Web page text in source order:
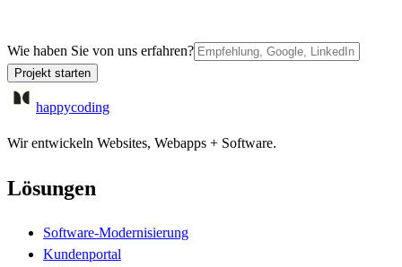
Wie haben Sie von uns erfahren?
Projekt starten
happycoding
Wir entwickeln Websites, Webapps + Software.
Lösungen
Software-Modernisierung
Kundenportal